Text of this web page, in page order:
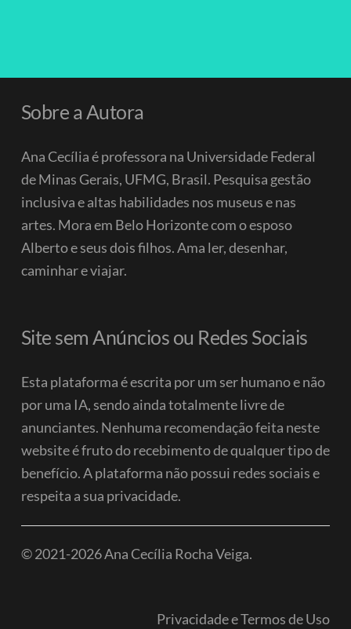
Sobre a Autora
Ana Cecília é professora na Universidade Federal
de Minas Gerais, UFMG, Brasil. Pesquisa gestão
inclusiva e altas habilidades nos museus e nas
artes. Mora em Belo Horizonte com o esposo
Alberto e seus dois filhos.Ama ler, desenhar,
caminhar e viajar.
Site sem Anúncios ou Redes Sociais
Esta plataforma é escrita por um ser humano e não
por uma IA, sendo ainda totalmente livre de
anunciantes. Nenhuma recomendação feita neste
website é fruto do recebimento de qualquer tipo de
benefício.A plataforma não possui redes sociais e
respeita a sua privacidade.
© 2021-2026 Ana Cecília Rocha Veiga.
Privacidade e Termos de Uso